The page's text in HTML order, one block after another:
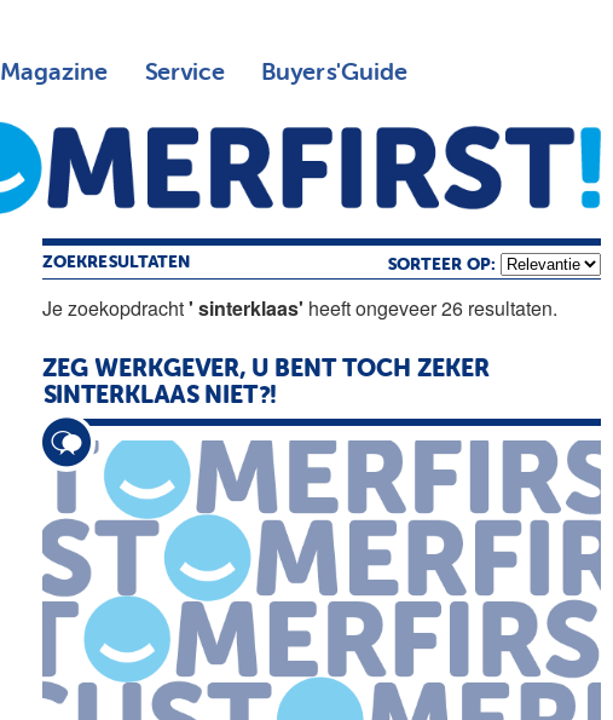
Magazine Service Buyers'Guide
ZOEKRESULTATEN SORTEER OP:
Je zoekopdracht' sinterklaas' heeft ongeveer 26 resultaten.
ZEG WERKGEVER, U BENT TOCH ZEKER
SINTERKLAASNIET?!